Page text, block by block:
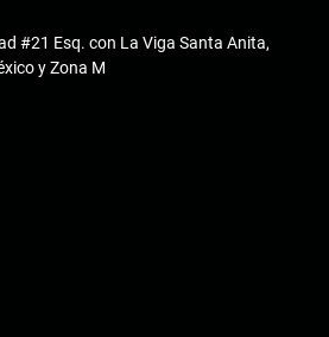
#21 Esq. con La Viga Santa Anita,
y Zona M